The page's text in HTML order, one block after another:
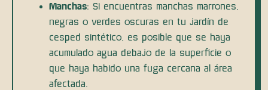
Manchas: Si encuentras manchas marrones,
negras o verdes oscuras en tu jardín de
cesped sintético, es posible que se haya
acumulado agua debajo de la superficie o
que haya habido una fuga cercana al área
afectada.